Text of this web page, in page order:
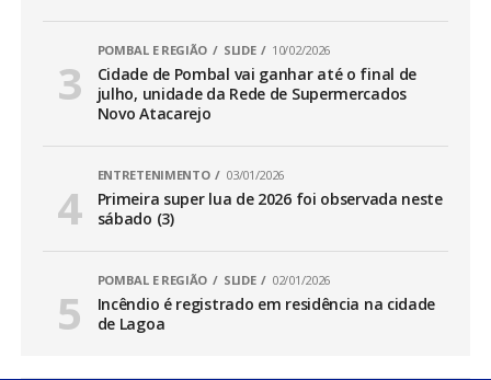
POMBAL E REGIÃO SLIDE 10/02/2026
Cidade de Pombal vai ganhar até o final de
julho, unidade da Rede de Supermercados
Novo Atacarejo
ENTRETENIMENTO 03/01/2026
Primeira super lua de 2026 foi observada neste
sábado (3)
POMBAL E REGIÃO SLIDE 02/01/2026
Incêndio é registrado em residência na cidade
de Lagoa